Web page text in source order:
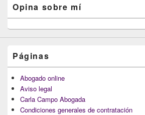
Opina sobre mí
Páginas
Abogado online
Aviso legal
Carla Campo Abogada
Condiciones generales de contratación